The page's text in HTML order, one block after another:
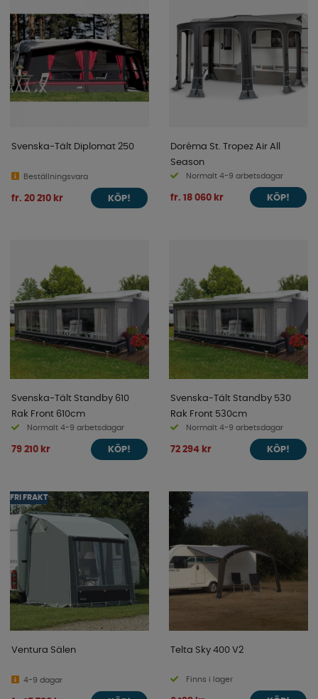
Svenska-Tält Diplomat 250
Beställningsvara
fr. 20 210 kr KÖP!
Doréma St. Tropez Air All
Season
Normalt 4-9 arbetsdagar
fr. 18 060 kr KÖP!
Svenska-Tält Standby 610
Rak Front 610cm
Normalt 4-9 arbetsdagar
79 210 kr KÖP!
Svenska-Tält Standby 530
Rak Front 530cm
Normalt 4-9 arbetsdagar
72 294 kr KÖP!
FRI FRAKT
Ventura Sälen
4-9 dagar
Telta Sky 400 V2
Finns i lager